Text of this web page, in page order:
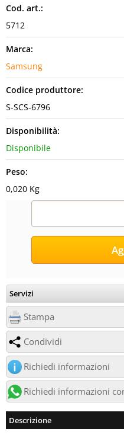
Cod. art.:
5712
Marca:
Samsung
Codice produttore:
S-SCS-6796
Disponibilità:
Disponibile
Peso:
0,020 Kg
Servizi
Stampa
Condividi
Richiedi informazioni
Richiedi informazioni
Descrizione